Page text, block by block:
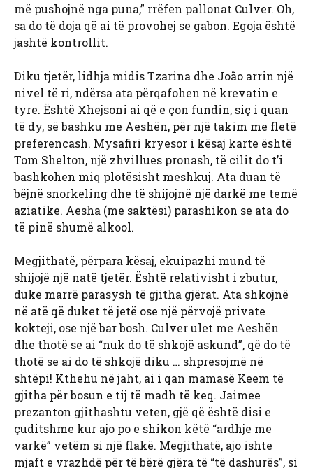
më pushojnë nga puna,” rrëfen pallonat Culver. Oh,
sa do të doja që ai të provohej se gabon. Egoja është
jashtë kontrollit.
Diku tjetër, lidhja midis Tzarina dhe João arrin një
nivel të ri, ndërsa ata përqafohen në krevatin e
tyre. Është Xhejsoni ai që e çon fundin, siç i quan
të dy, së bashku me Aeshën, për një takim me fletë
preferencash. Mysafiri kryesor i kësaj karte është
Tom Shelton, një zhvillues pronash, të cilit do t’i
bashkohen miq plotësisht meshkuj. Ata duan të
bëjnë snorkeling dhe të shijojnë një darkë me temë
aziatike. Aesha (me saktësi) parashikon se ata do
të pinë shumë alkool.
Megjithatë, përpara kësaj, ekuipazhi mund të
shijojë një natë tjetër. Është relativisht i zbutur,
duke marrë parasysh të gjitha gjërat. Ata shkojnë
në atë që duket të jetë ose një përvojë private
kokteji, ose një bar bosh. Culver ulet me Aeshën
dhe thotë se ai “nuk do të shkojë askund”, që do të
thotë se ai do të shkojë diku … shpresojmë në
shtëpi! Kthehu në jaht, ai i qan mamasë Keem të
gjitha për bosun e tij të madh të keq. Jaimee
prezanton gjithashtu veten, gjë që është disi e
çuditshme kur ajo po e shikon këtë “ardhje me
varkë” vetëm si një flakë. Megjithatë, ajo ishte
mjaft e vrazhdë për të bërë gjëra të “të dashurës”, si